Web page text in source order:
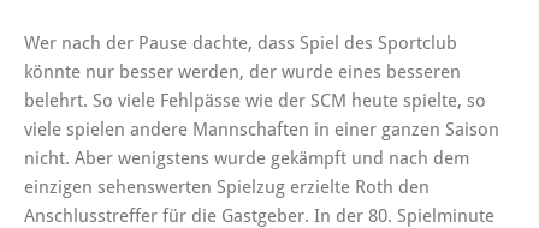
Wer nach der Pause dachte, dass Spiel des Sportclub
könnte nur besser werden, der wurde eines besseren
belehrt. So viele Fehlpässe wie der SCM heute spielte, so
viele spielen andere Mannschaften in einer ganzen Saison
nicht. Aber wenigstens wurde gekämpft und nach dem
einzigen sehenswerten Spielzug erzielte Roth den
Anschlusstreffer für die Gastgeber. In der 80. Spielminute